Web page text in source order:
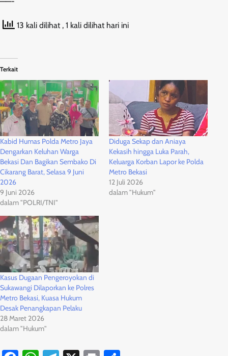
13 kali dilihat , 1 kali dilihat hari ini
Terkait
Kabid Humas Polda Metro Jaya
Dengarkan Keluhan Warga
Bekasi Dan Bagikan Sembako Di
Cikarang Barat, Selasa 9 Juni
2026
9 Juni 2026
dalam "POLRI/TNI"
Diduga Sekap dan Aniaya
Kekasih hingga Luka Parah,
Keluarga Korban Lapor ke Polda
Metro Bekasi
12 Juli 2026
dalam "Hukum"
Kasus Dugaan Pengeroyokan di
Sukawangi Dilaporkan ke Polres
Metro Bekasi, Kuasa Hukum
Desak Penangkapan Pelaku
28 Maret 2026
dalam "Hukum"